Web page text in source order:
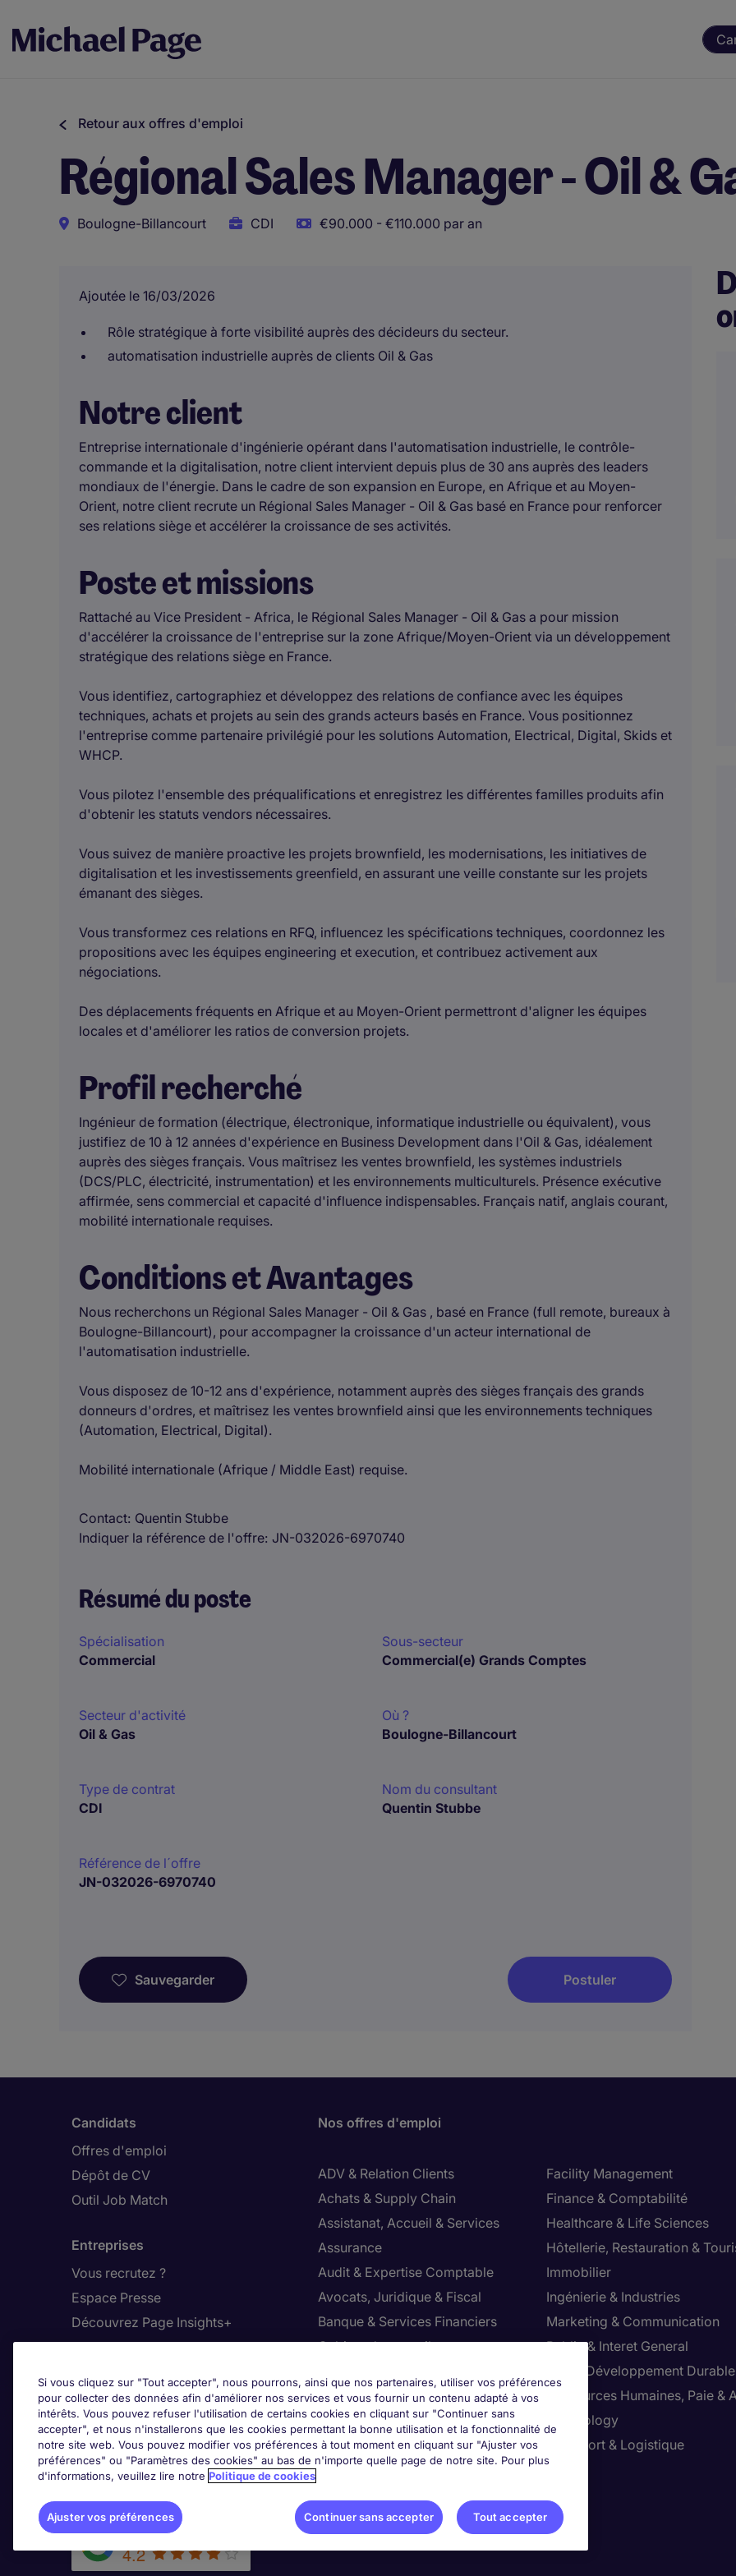
Retour aux offres d'emploi
Régional Sales Manager - Oil &
Boulogne-Billancourt CDI €90.000 - €110.000 par an
Ajoutée le 16/03/2026
Rôle stratégique à forte visibilité auprès des décideurs du secteur.
automatisation industrielle auprès de clients Oil & Gas
Notre client
Entreprise internationale d'ingénierie opérant dans l'automatisation industrielle, le contrôle-
commande et la digitalisation, notre client intervient depuis plus de 30 ans auprès des leaders
mondiaux de l'énergie. Dans le cadre de son expansion en Europe, en Afrique et au Moyen-
Orient, notre client recrute un Régional Sales Manager - Oil & Gas basé en France pour renforcer
ses relations siège et accélérer la croissance de ses activités.
Poste et missions
Rattaché au Vice President - Africa, le Régional Sales Manager - Oil & Gas a pour mission
d'accélérer la croissance de l'entreprise sur la zone Afrique/Moyen-Orient via un développement
stratégique des relations siège en France.
Vous identifiez, cartographiez et développez des relations de confiance avec les équipes
techniques, achats et projets au sein des grands acteurs basés en France. Vous positionnez
l'entreprise comme partenaire privilégié pour les solutions Automation, Electrical, Digital, Skids et
WHCP.
Vous pilotez l'ensemble des préqualifications et enregistrez les différentes familles produits afin
d'obtenir les statuts vendors nécessaires.
Vous suivez de manière proactive les projets brownfield, les modernisations, les initiatives de
digitalisation et les investissements greenfield, en assurant une veille constante sur les projets
émanant des sièges.
Vous transformez ces relations en RFQ, influencez les spécifications techniques, coordonnez les
propositions avec les équipes engineering et execution, et contribuez activement aux
négociations.
Des déplacements fréquents en Afrique et au Moyen-Orient permettront d'aligner les équipes
locales et d'améliorer les ratios de conversion projets.
Profil recherché
Ingénieur de formation (électrique, électronique, informatique industrielle ou équivalent), vous
justifiez de 10 à 12 années d'expérience en Business Development dans l'Oil & Gas, idéalement
auprès des sièges français. Vous maîtrisez les ventes brownfield, les systèmes industriels
(DCS/PLC, électricité, instrumentation) et les environnements multiculturels. Présence exécutive
affirmée, sens commercial et capacité d'influence indispensables. Français natif, anglais courant,
mobilité internationale requises.
Conditions et Avantages
Nous recherchons un Régional Sales Manager - Oil & Gas , basé en France (full remote, bureaux à
Boulogne-Billancourt), pour accompagner la croissance d'un acteur international de
l'automatisation industrielle.
Vous disposez de 10-12 ans d'expérience, notamment auprès des sièges français des grands
donneurs d'ordres, et maîtrisez les ventes brownfield ainsi que les environnements techniques
(Automation, Electrical, Digital).
Mobilité internationale (Afrique / Middle East) requise.
Contact Quentin Stubbe
Indiquer la référence de l'offre JN-032026-6970740
Résumé du poste
Spécialisation
Commercial
Sous-secteur
Commercial(e) Grands Comptes
Secteur d'activité
Oil & Gas
Où ?
Boulogne-Billancourt
Type de contrat
CDI
Nom du consultant
Quentin Stubbe
Référence de l´offre
JN-032026-6970740
Sauvegarder Postuler
Candidats
Offres d'emploi
Dépôt de CV
Outil Job Match
Entreprises
Vous recrutez ?
Espace Presse
Découvrez Page Insights+
Nos bureaux en France
Nous contacter
Nous rejoindre
Google Rating
4.2
Nos offres d'emploi
ADV & Relation Clients
Achats & Supply Chain
Assistanat, Accueil & Services
Assurance
Audit & Expertise Comptable
Avocats, Juridique & Fiscal
Banque & Services Financiers
Cabinet de conseil
Construction
Dirigeants
Distribution & Commerce
Facility Management
Finance & Comptabilité
Healthcare & Life Sciences
Hôtellerie, Restauration &
Immobilier
Ingénierie & Industries
Marketing & Communication
Public & Interet General
RSE & Développement Durable
Ressources Humaines, Paie &
Technology
Transport & Logistique
Si vous cliquez sur "Tout accepter", nous pourrons, ainsi que nos partenaires, utiliser vos préférences
pour collecter des données afin d'améliorer nos services et vous fournir un contenu adapté à vos
intérêts. Vous pouvez refuser l'utilisation de certains cookies en cliquant sur "Continuer sans
accepter", et nous n'installerons que les cookies permettant la bonne utilisation et la fonctionnalité de
notre site web. Vous pouvez modifier vos préférences à tout moment en cliquant sur "Ajuster vos
préférences" ou "Paramètres des cookies" au bas de n'importe quelle page de notre site. Pour plus
d'informations, veuillez lire notre Politique de cookies
Ajuster vos préférences Continuer sans accepter Tout accepter